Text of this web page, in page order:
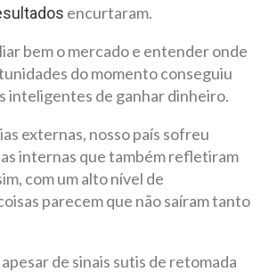
encurtaram.
bem o mercado e entender onde
do momento conseguiu
inteligentes de ganhar dinheiro.
externas, nosso país sofreu
internas que também refletiram
com um alto nível de
parecem que não saíram tanto
de sinais sutis de retomada